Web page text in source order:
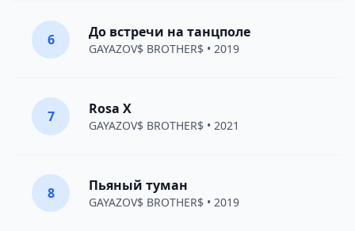
6 До встречи на танцполе
GAYAZOV$ BROTHER$ • 2019
7 Rosa X
GAYAZOV$ BROTHER$ • 2021
8 Пьяный туман
GAYAZOV$ BROTHER$ • 2019